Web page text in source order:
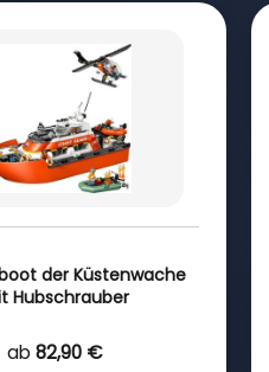
der Küstenwache
Hubschrauber
ab 82,90 €